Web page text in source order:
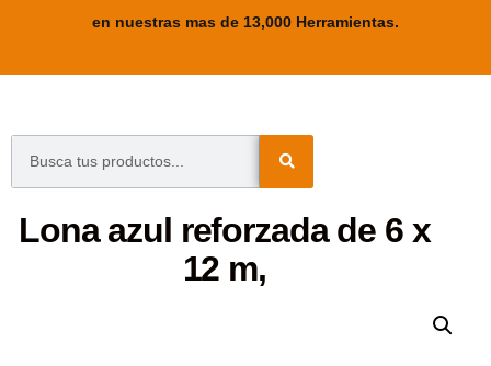
en nuestras mas de 13,000 Herramientas.
Lona azul reforzada de 6 x
12 m,